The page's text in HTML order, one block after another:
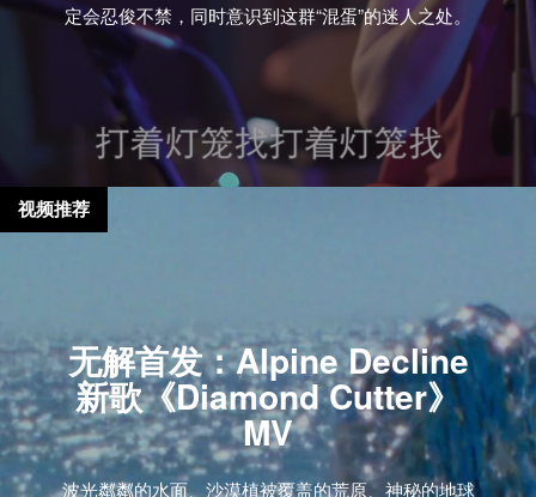
定会忍俊不禁，同时意识到这群“混蛋”的迷人之处。
无解首发：Alpine Decline
新歌《Diamond Cutter》
MV
波光粼粼的水面、沙漠植被覆盖的荒原、神秘的地球
视频推荐